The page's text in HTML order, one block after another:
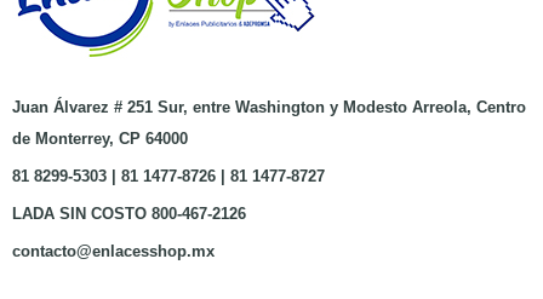
Juan Álvarez # 251 Sur, entre Washington y Modesto Arreola, Centro
de Monterrey, CP 64000
81 8299-5303 | 81 1477-8726 | 81 1477-8727
LADA SIN COSTO 800-467-2126
contacto@enlacesshop.mx